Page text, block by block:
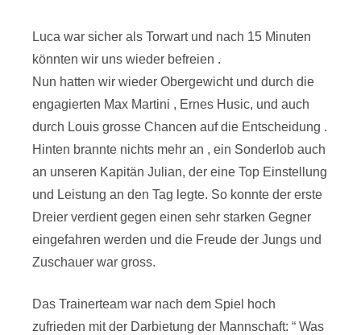
Luca war sicher als Torwart und nach 15 Minuten
könnten wir uns wieder befreien .
Nun hatten wir wieder Obergewicht und durch die
engagierten Max Martini , Ernes Husic, und auch
durch Louis grosse Chancen auf die Entscheidung .
Hinten brannte nichts mehr an , ein Sonderlob auch
an unseren Kapitän Julian, der eine Top Einstellung
und Leistung an den Tag legte. So konnte der erste
Dreier verdient gegen einen sehr starken Gegner
eingefahren werden und die Freude der Jungs und
Zuschauer war gross.
Das Trainerteam war nach dem Spiel hoch
zufrieden mit der Darbietung der Mannschaft: “ Was